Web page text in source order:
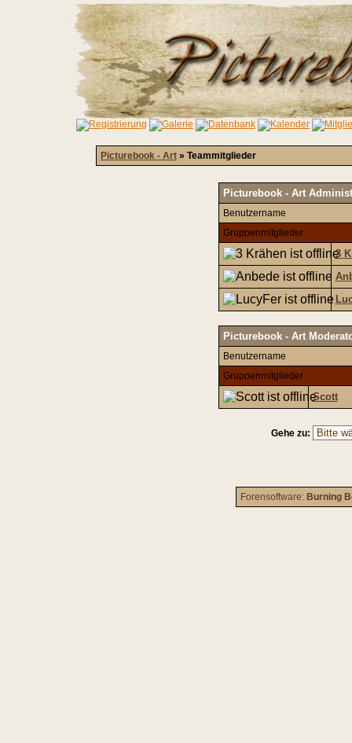
Picturebook - Art » Teammitglieder
Picturebook - Art
Benutzername
Gruppenmitglieder
3
Picturebook - Art
Benutzername
Gruppenmitglieder
Scott
Gehe zu:
Forensoftware: Burning